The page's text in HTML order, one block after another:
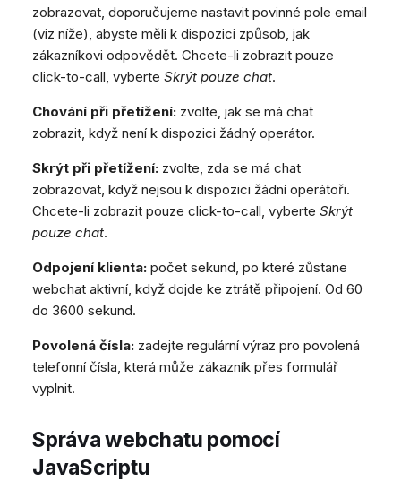
zobrazovat, doporučujeme nastavit povinné pole email
(viz níže), abyste měli k dispozici způsob, jak
zákazníkovi odpovědět. Chcete-li zobrazit pouze
click-to-call, vyberte Skrýt pouze chat.
Chování při přetížení: zvolte, jak se má chat
zobrazit, když není k dispozici žádný operátor.
Skrýt při přetížení: zvolte, zda se má chat
zobrazovat, když nejsou k dispozici žádní operátoři.
Chcete-li zobrazit pouze click-to-call, vyberte Skrýt
pouze chat.
Odpojení klienta: počet sekund, po které zůstane
webchat aktivní, když dojde ke ztrátě připojení. Od 60
do 3600 sekund.
Povolená čísla: zadejte regulární výraz pro povolená
telefonní čísla, která může zákazník přes formulář
vyplnit.
Správa webchatu pomocí
JavaScriptu